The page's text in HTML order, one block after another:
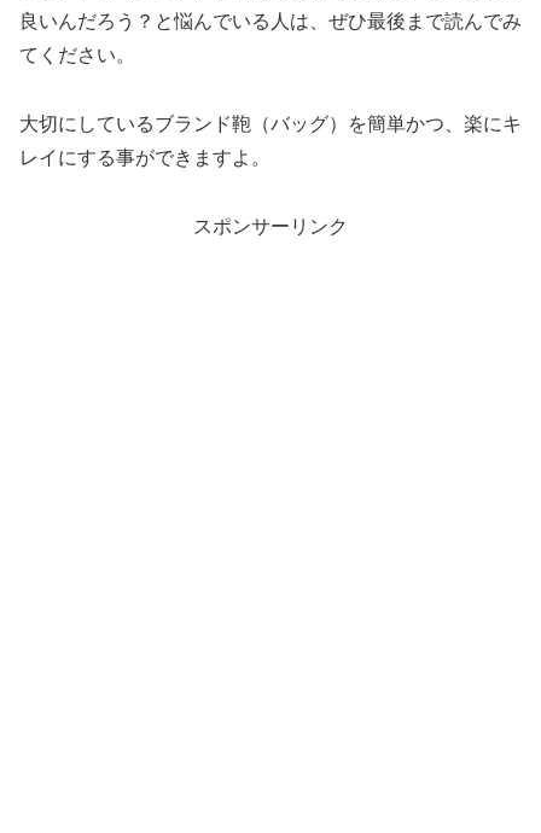
良いんだろう？と悩んでいる人は、ぜひ最後まで読んでみ
てください。
大切にしているブランド鞄（バッグ）を簡単かつ、楽にキ
レイにする事ができますよ。
スポンサーリンク